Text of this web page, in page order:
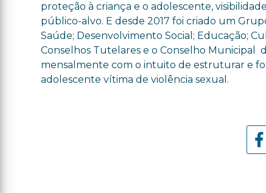
proteção à criança e o adolescente,
público-alvo. E desde 2017 foi criado um
Saúde; Desenvolvimento Social; Educação;
Conselhos Tutelares e o Conselho Municipal
mensalmente com o intuito de estruturar e
adolescente vítima de violência sexual.